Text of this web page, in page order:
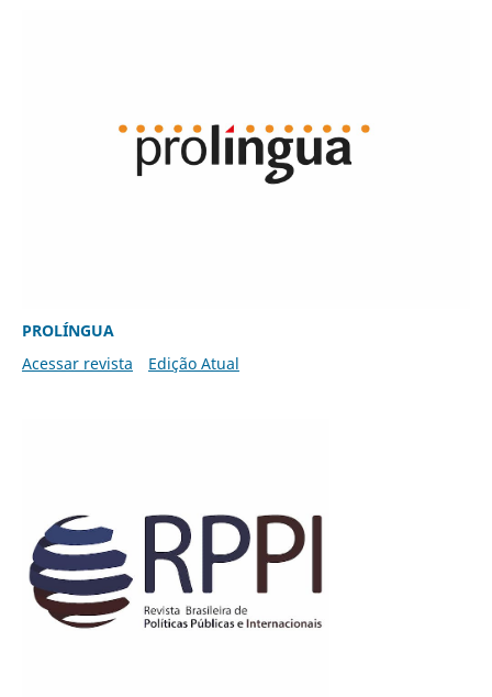
PROLÍNGUA
Acessar revista
Edição Atual